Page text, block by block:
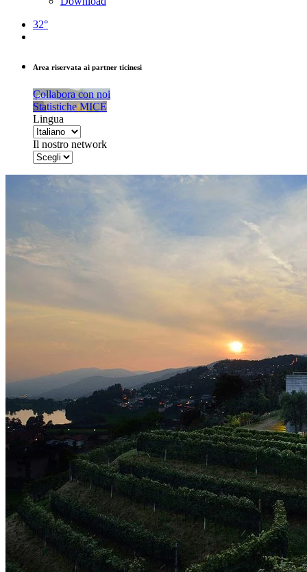
32°
Area riservata ai partner ticinesi
Collabora con noi
Statistiche MICE
Lingua
Il nostro network